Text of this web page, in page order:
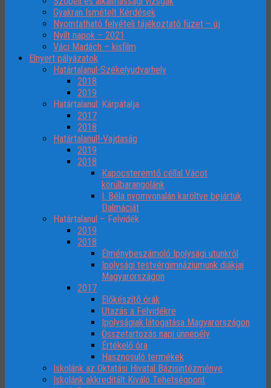
Gyakran Ismételt Kérdések
Nyomtatható felvételi tájékoztató füzet – új
Nyílt napok – 2021
Váci Madách – kisfilm
Elnyert pályázatok
Határtalanul-Székelyudvarhely
2018
2019
Határtalanul: Kárpátalja
2017
2018
Határtalanul!-Vajdaság
2019
2018
Kapocsteremtő céllal Vácot
körülbarangolánk
I. Béla nyomvonalán karöltve bejártuk
Dalmáciát
Határtalanul – Felvidék
2019
2018
Élménybeszámoló Ipolysági utunkról
Ipolysági testvérgimnáziumunk diákjai
Magyarországon
2017
Előkészítő órák
Utazás a Felvidékre
Ipolyságiak látogatása Magyarországon
Összetartozás napi ünnepély
Értékelő óra
Hasznosuló termékek
Iskolánk az Oktatási Hivatal Bázisintézménye
Iskolánk akkreditált Kiváló Tehetségpont